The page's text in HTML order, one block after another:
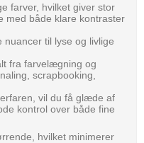
farver, hvilket giver stor
med både klare kontraster
til lyse og livlige
fra farvelægning og
scrapbooking,
vil du få glæde af
kontrol over både fine
hvilket minimerer